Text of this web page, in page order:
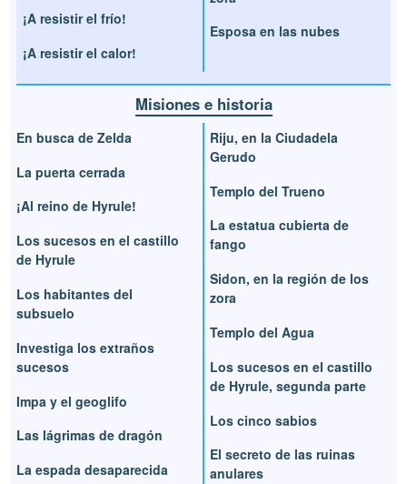
¡A resistir el frío!
¡A resistir el calor!
Esposa en las nubes
Misiones e historia
En busca de Zelda
La puerta cerrada
¡Al reino de Hyrule!
Los sucesos en el castillo
de Hyrule
Los habitantes del
subsuelo
Investiga los extraños
sucesos
Impa y el geoglifo
Las lágrimas de dragón
La espada desaparecida
Riju, en la Ciudadela
Gerudo
Templo del Trueno
La estatua cubierta de
fango
Sidon, en la región de los
zora
Templo del Agua
Los sucesos en el castillo
de Hyrule, segunda parte
Los cinco sabios
El secreto de las ruinas
anulares